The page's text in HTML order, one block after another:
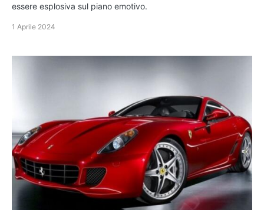
essere esplosiva sul piano emotivo.
1 Aprile 2024